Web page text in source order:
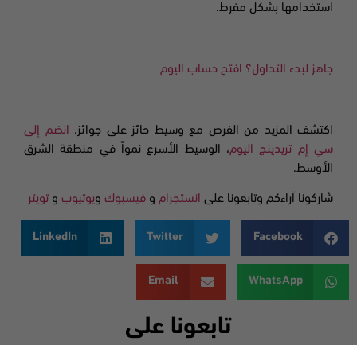
استخدامها بشكل مفرط.
جاهز لبدء التداول؟ افتح حساب اليوم
اكتشف المزيد من الفرص مع وسيط حائز على جوائز.
انضم إلى
سي إم تريدينج اليوم، الوسيط الأسرع نمواً في منطقة الشرق
الأوسط.
شاركونا آراءكم وتابعونا على انستجرام و فيسبوك ويوتيوب و تويتر
Facebook
Twitter
LinkedIn
WhatsApp
Email
تابعونا على